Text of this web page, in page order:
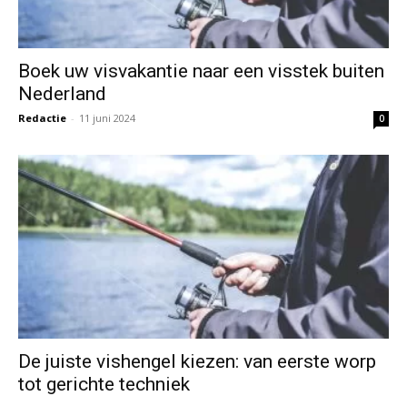
Boek uw visvakantie naar een visstek buiten
Nederland
Redactie - 11 juni 2024 0
De juiste vishengel kiezen: van eerste worp
tot gerichte techniek